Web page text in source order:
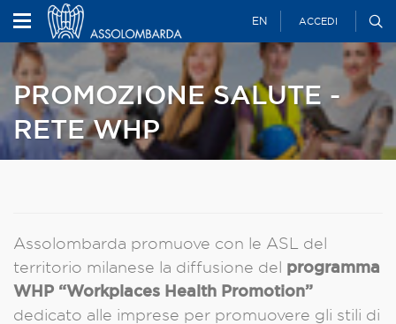
EN ACCEDI
PROMOZIONE SALUTE -
RETE WHP
Assolombarda promuove con le ASL del
territorio milanese la diffusione del programma
WHP “Workplaces Health Promotion”
dedicato alle imprese per promuovere gli stili di